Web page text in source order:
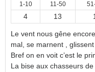
1-10 11-50
4 13
Le vent nous gêne
mal, se marnent , glissent
Bref on en voit c’est le
La bise aux chasseurs